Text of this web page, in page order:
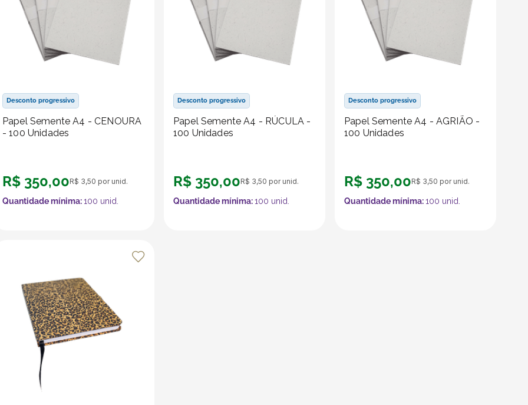
Desconto progressivo
Papel Semente A4 - CENOURA
- 100 Unidades
R$ 350,00R$ 3,50 por unid.
Quantidade mínima:100 unid.
Desconto progressivo
Papel Semente A4 - RÚCULA -
100 Unidades
R$ 350,00R$ 3,50 por unid.
Quantidade mínima:100 unid.
Desconto progressivo
Papel Semente A4 - AGRIÃO -
100 Unidades
R$ 350,00R$ 3,50 por unid.
Quantidade mínima:100 unid.